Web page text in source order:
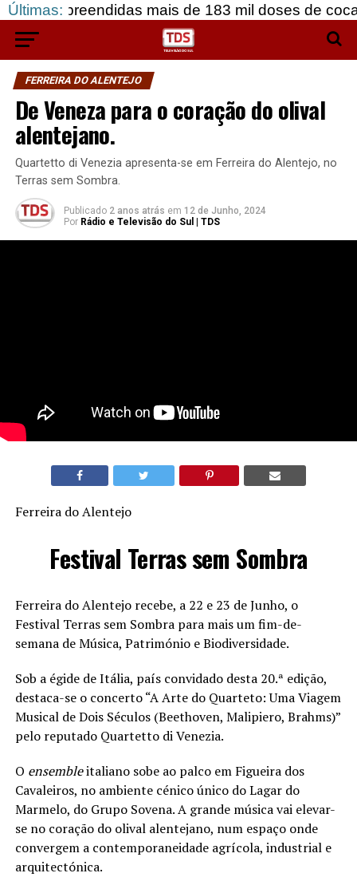
Últimas: mais de 183 mil doses de cocaína, em
FERREIRA DO ALENTEJO
De Veneza para o coração do olival
alentejano.
Quartetto di Venezia apresenta-se em Ferreira do Alentejo, no
Terras sem Sombra.
Publicado 2 anos atrás em 12 de Junho, 2024
Por Rádio e Televisão do Sul | TDS
Ferreira do Alentejo
Festival Terras sem Sombra
Ferreira do Alentejo recebe, a 22 e 23 de Junho, o
Festival Terras sem Sombra para mais um fim-de-
semana de Música, Património e Biodiversidade.
Sob a égide de Itália, país convidado desta 20.ª edição,
destaca-se o concerto “A Arte do Quarteto: Uma Viagem
Musical de Dois Séculos (Beethoven, Malipiero, Brahms)”
pelo reputado Quartetto di Venezia.
O ensembleitaliano sobe ao palco em Figueira dos
Cavaleiros, no ambiente cénico único do Lagar do
Marmelo, do Grupo Sovena. A grande música vai elevar-
se no coração do olival alentejano, num espaço onde
convergem a contemporaneidade agrícola, industrial e
arquitectónica.